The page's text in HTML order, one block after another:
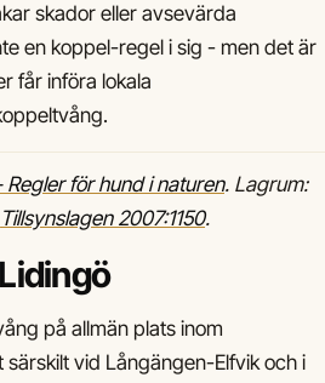
skador eller avsevärda
en koppel-regel i sig - men det är
får införa lokala
för hund i naturen. Lagrum:
Tillsynslagen 2007:1150.
på allmän plats inom
vid Långängen-Elfvik och i